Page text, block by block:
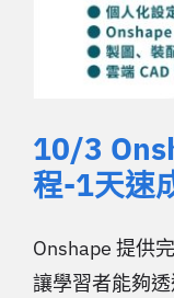
10/3
程-1天速
Onshape 提供
讓學習者能夠